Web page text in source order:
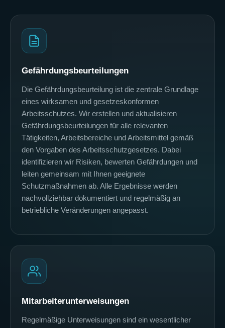
Gefährdungsbeurteilungen
Die Gefährdungsbeurteilung ist die zentrale Grundlage
eines wirksamen und gesetzeskonformen
Arbeitsschutzes. Wir erstellen und aktualisieren
Gefährdungsbeurteilungen für alle relevanten
Tätigkeiten, Arbeitsbereiche und Arbeitsmittel gemäß
den Vorgaben des Arbeitsschutzgesetzes. Dabei
identifizieren wir Risiken, bewerten Gefährdungen und
leiten gemeinsam mit Ihnen geeignete
Schutzmaßnahmen ab. Alle Ergebnisse werden
nachvollziehbar dokumentiert und regelmäßig an
betriebliche Veränderungen angepasst.
Mitarbeiterunterweisungen
Regelmäßige Unterweisungen sind ein wesentlicher